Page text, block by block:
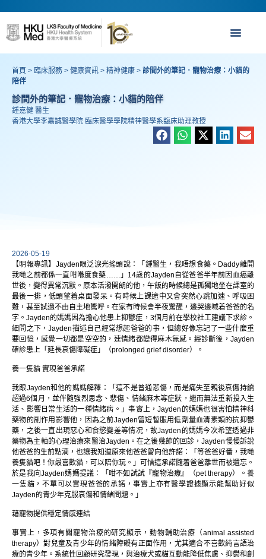
首頁 > 臨床服務 > 健康資訊 > 精神健康 > 診間外的筆記．寵物治療：小貓的
陪伴
診間外的筆記．寵物治療：小貓的陪伴
鍾嘉健 醫生
香港大學李嘉誠醫學院 臨床醫學學院精神醫學系臨床助理教授
2026-05-19
【明報專訊】Jayden眼泛淚光搖頭說：「鍾醫生，我唔想食藥。Daddy離開
我哋之前都係一直咁喺度食藥……」14歲的Jayden自從爸爸半年前因血癌離
世後，變得異常沉默。原本活潑開朗的他，午飯的時候總是孤獨地坐在課室的
最後一排，低頭望着桌面發呆。有時候上課途中又會突然心跳加速、呼吸困
難，甚至試過不由自主地驚呼。在家有時候會半夜驚醒，邊哭邊喊着爸爸的名
字。Jayden的媽媽因為擔心他患上抑鬱症，3個月前在學校社工建議下求診。
細問之下，Jayden描述自己經常想起爸爸的事，但總好像忘記了一些什麼重
要回憶，感覺一切都是空空的，連情緒都變得麻木無感。經診斷後，Jayden
確診患上「延長哀傷障礙症」（prolonged grief disorder）。
養一隻貓 實現爸爸承諾
我跟Jayden和他的媽媽解釋：「這不是普通悲傷，而是痛失至親後哀傷持續
超過6個月，並伴隨強烈思念、悲傷、情緒麻木等症狀，繼而無法重新投入生
活、影響日常生活的一種情緒病。」事實上，Jayden的媽媽也很害怕精神科
藥物的副作用影響他，因為之前Jayden曾短暫服用低劑量血清素類的抗抑鬱
藥，之後一直出現惡心和食慾變差等情况，故Jayden的媽媽今次希望透過非
藥物為主軸的心理治療來醫治Jayden。在之後幾節的回診，Jayden慢慢訴說
他爸爸的生前點滴，也讓我知道原來他爸爸曾向他許諾：「等爸爸好番，我哋
養隻貓吧！你最喜歡貓，可以陪你玩。」可惜這承諾隨着爸爸離世而被遺忘。
於是我向Jayden媽媽提議：「咁不如試試『寵物治療』（pet therapy）。養
一隻貓，不單可以實現爸爸的承諾，事實上亦有醫學證據顯示能幫助好似
Jayden的青少年克服哀傷和情緒問題。」
藉寵物提供穩定情感連結
事實上，多項有關寵物治療的研究顯示，動物輔助治療（animal assisted
therapy）對兒童及青少年的情緒障礙有正面作用，尤其適合不喜歡純言語治
療的青少年。系統性回顧研究發現，與治療犬或貓互動能降低焦慮、抑鬱和創